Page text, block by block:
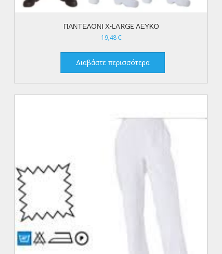
ΠΑΝΤΕΛΟΝΙ Χ-LARGE ΛΕΥΚΟ
19,48€
Διαβάστε περισσότερα